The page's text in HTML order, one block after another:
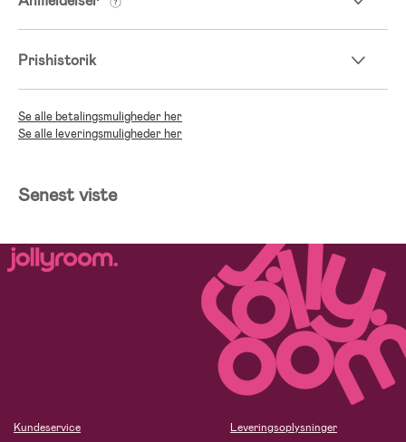
Prishistorik
Se alle betalingsmuligheder her
Se alle leveringsmuligheder her
Senest viste
Kundeservice
Leveringsoplysninger